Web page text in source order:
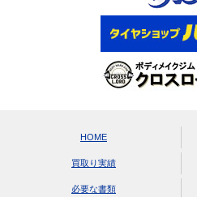
HOME
買取り実績
必要な書類